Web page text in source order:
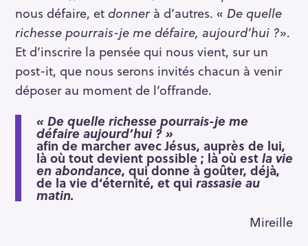
nous défaire, etdonner à d’autres. « De quelle
richesse pourrais-je me défaire, aujourd’hui ?».
Et d’inscrire la pensée qui nous vient, sur un
post-it, que nous serons invités chacun à venir
déposer au moment de l’offrande.
« De quelle richesse pourrais-je me
défaire aujourd’hui ? »
afin de marcher avec Jésus, auprès de lui,
là où tout devient possible ; là où estla vie
en abondance, qui donne à goûter, déjà,
de la vie d’éternité, et qui rassasie au
matin.
Mireille